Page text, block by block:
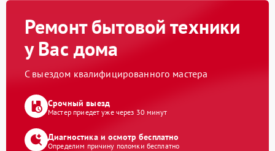
Ремонт бытовой техники
у Вас дома
С выездом квалифицированного мастера
Срочный выезд
Мастер приедет уже через 30 минут
Диагностика и осмотр бесплатно
Определим причину поломки бесплатно